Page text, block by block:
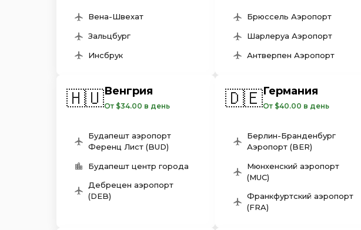
Вена-Швехат
Зальцбург
Инсбрук
Брюссель Аэропорт
Шарлеруа Аэропорт
Антверпен Аэропорт
🇭🇺Венгрия
От $34.00 в день
Будапешт аэропорт
Ференц Лист (BUD)
Будапешт центр города
Дебрецен aэропорт
(DEB)
🇩🇪Германия
От $40.00 в день
Берлин-Бранденбург
Аэропорт (BER)
Мюнхенский аэропорт
(MUC)
Франкфуртский аэропорт
(FRA)